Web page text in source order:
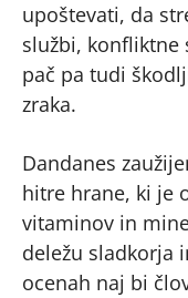
upoštevati, da
službi,
pač pa tudi
zraka.
Dandanes
hitre hrane, ki je
vitaminov in
deležu sladkorja
ocenah naj bi